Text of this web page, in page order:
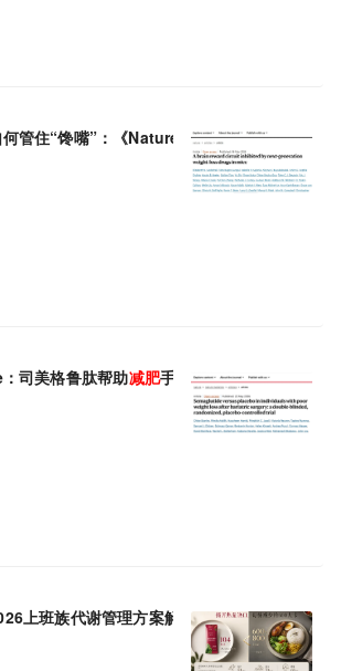
管住“馋嘴”：《Nature》找到其调控“美味渴
司美格鲁肽帮助减肥手术效果不佳者减轻体重
上班族代谢管理方案解析，科学控重不反弹